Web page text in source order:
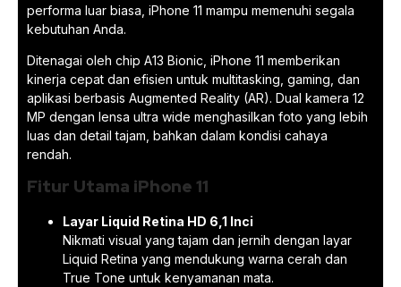
performa luar biasa, iPhone 11 mampu memenuhi segala
kebutuhan Anda.
Ditenagai oleh chip A13 Bionic, iPhone 11 memberikan
kinerja cepat dan efisien untuk multitasking, gaming, dan
aplikasi berbasis Augmented Reality (AR). Dual kamera 12
MP dengan lensa ultra wide menghasilkan foto yang lebih
luas dan detail tajam, bahkan dalam kondisi cahaya
rendah.
Fitur Utama iPhone 11
Layar Liquid Retina HD 6,1 Inci
Nikmati visual yang tajam dan jernih dengan layar
Liquid Retina yang mendukung warna cerah dan
True Tone untuk kenyamanan mata.